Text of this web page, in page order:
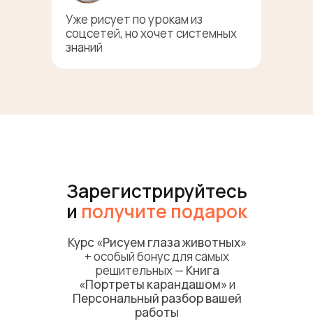
Уже рисует по урокам из
соцсетей, но хочет системных
знаний
Зарегистрируйтесь
и получите подарок
Курс «Рисуем глаза животных»
+ особый бонус для самых
решительных — Книга
«Портреты карандашом»и
Персональный разбор вашей
работы